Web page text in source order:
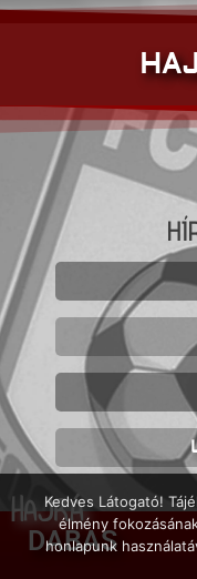
HAJRÁ
DABAS
Kedves Látogató!
élmény
honlapunk